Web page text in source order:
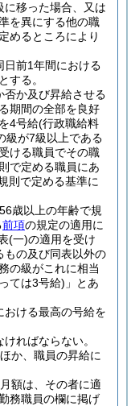
に移った場合、又は
を異にする他の職
めるところにより
日前1年間における
する。
否か及び昇給させる
期間の全部を良好
4号給(行政職給料
級が7級以上である
ける職員でその職
で定める職員にあ
則で定める基準に
歳以上の年齢で規
前項の規定の適用に
(一)の適用を受け
もの及び同表以外の
の級がこれに相当
ては3号給) 」とあ
おける最高の号給を
ればならない。
か、職員の昇給に
額は、その者に適
務職員の欄に掲げ